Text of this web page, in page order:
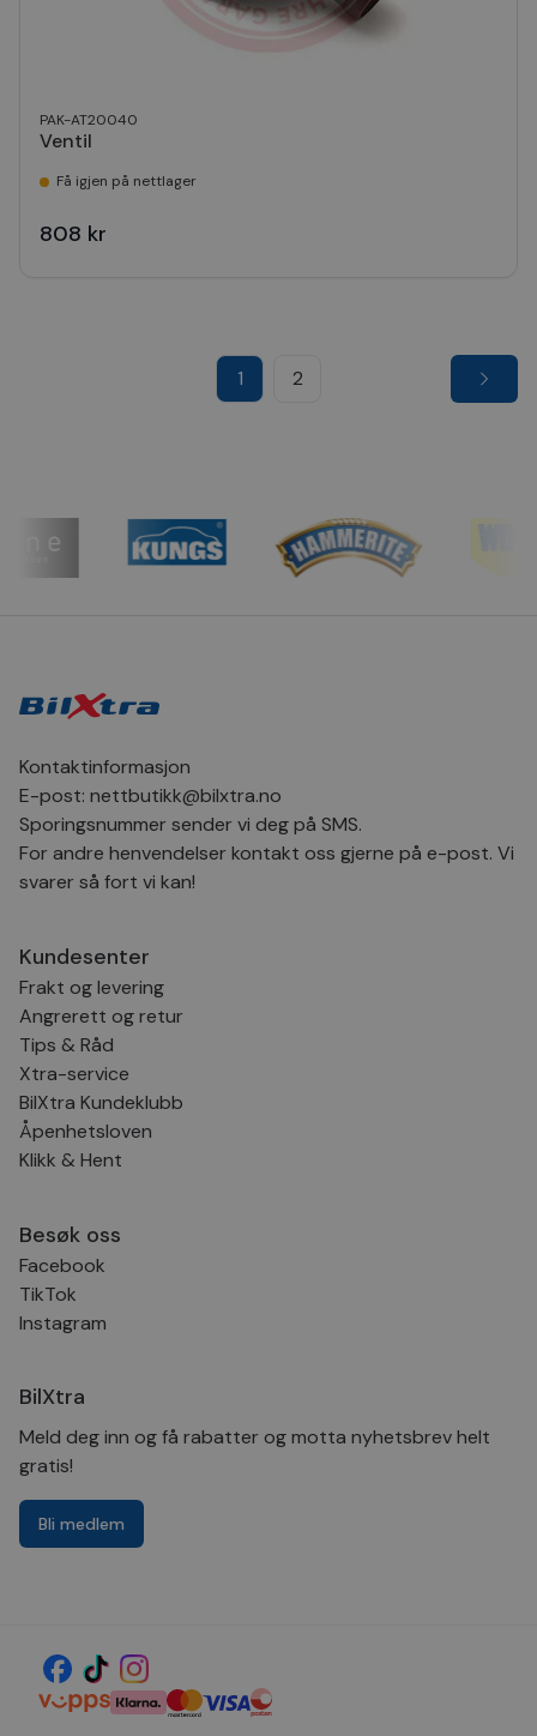
PAK-AT20040
Ventil
Få igjen på nettlager
808 kr
1 2
Kontaktinformasjon
E-post: nettbutikk@bilxtra.no
Sporingsnummer sender vi deg på SMS.
For andre henvendelser kontakt oss gjerne på e-post. Vi
svarer så fort vi kan!
Kundesenter
Frakt og levering
Angrerett og retur
Tips & Råd
Xtra-service
BilXtra Kundeklubb
Åpenhetsloven
Klikk & Hent
Besøk oss
Facebook
TikTok
Instagram
BilXtra
Meld deg inn og få rabatter og motta nyhetsbrev helt
gratis!
Bli medlem